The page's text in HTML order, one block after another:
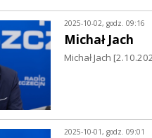
2025-10-02, godz. 09:16
Michał Jach
Michał Jach
2025-10-01, godz. 09:01